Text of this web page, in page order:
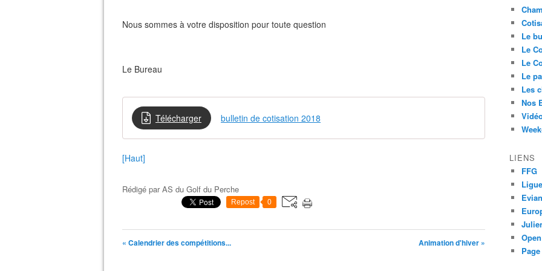
Nous sommes à votre disposition pour toute question
Le Bureau
Télécharger bulletin de cotisation 2018
[Haut]
Rédigé parAS du Golf du Perche
Repost 0
« Calendrier des compétitions... Animation d'hiver »
Le
Le
Le
Le
Les
Nos
LIENS
FFG